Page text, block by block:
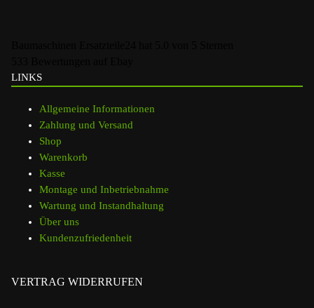
LINKS
Allgemeine Informationen
Zahlung und Versand
Shop
Warenkorb
Kasse
Montage und Inbetriebnahme
Wartung und Instandhaltung
Über uns
Kundenzufriedenheit
VERTRAG WIDERRUFEN